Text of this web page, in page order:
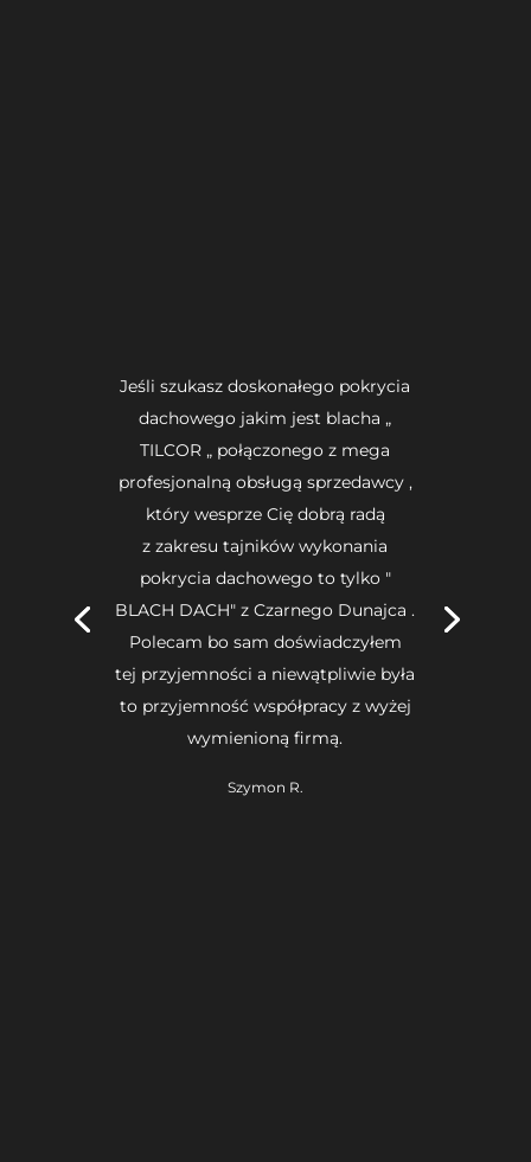
Jeśli szukasz doskonałego pokrycia
dachowego jakim jest blacha „
TILCOR „ połączonego z mega
profesjonalną obsługą sprzedawcy ,
który wesprze Cię dobrą radą
z zakresu tajników wykonania
pokrycia dachowego to tylko "
BLACH DACH" z Czarnego Dunajca .
Polecam bo sam doświadczyłem
tej przyjemności a niewątpliwie była
to przyjemność współpracy z wyżej
wymienioną firmą.
Szymon R.